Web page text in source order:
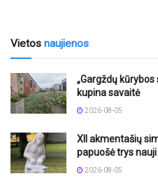
Vietos naujienos
„Gargždų
kupina savaitė
2026-08-05
XII akmentašių
papuošė trys
2026-08-05